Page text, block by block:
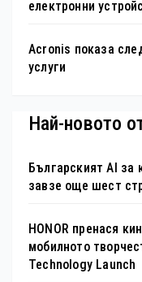
електронни
Acronis показа
услуги
Най-новото
Българският AI за
завзе още шест
HONOR пренася
мобилното
Technology Launch